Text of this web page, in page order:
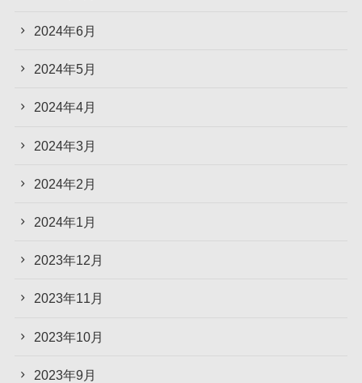
2024年6月
2024年5月
2024年4月
2024年3月
2024年2月
2024年1月
2023年12月
2023年11月
2023年10月
2023年9月